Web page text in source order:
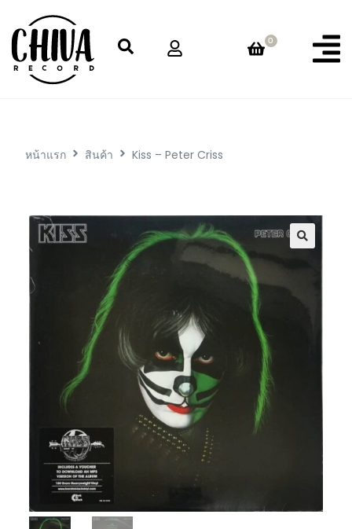
0
หน้าแรก สินค้า Kiss – Peter Criss